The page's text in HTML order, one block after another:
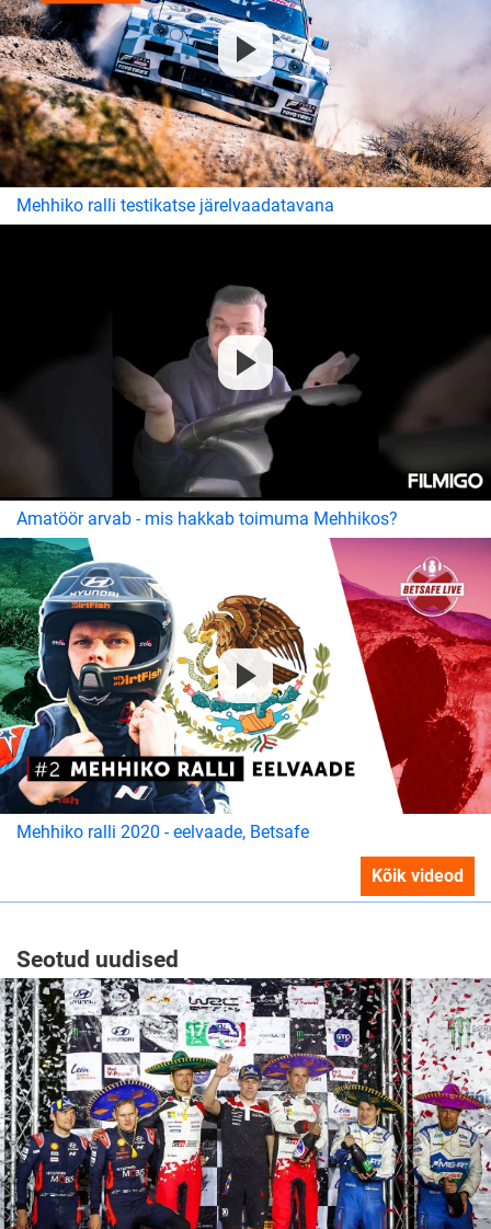
Mehhiko ralli testikatse järelvaadatavana
Amatöör arvab - mis hakkab toimuma Mehhikos?
Mehhiko ralli 2020 - eelvaade, Betsafe
Kõik videod
Seotud uudised